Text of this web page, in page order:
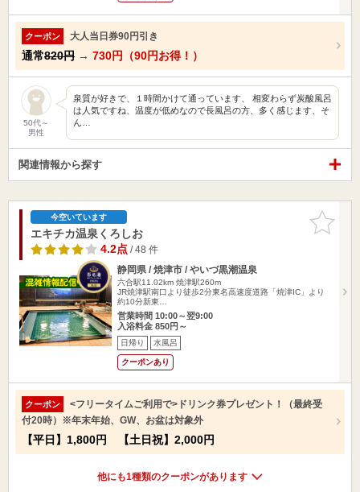
クーポン 大人当日券90円引き
通常820円 → 730円（90円お得！）
50代～
男性
泉質が好きで、１時間かけて通っています、 相変わらず炭酸風呂
は人気ですね、温度が低めなので長風呂の方、多く感じます、そ
ん…
関連情報から探す
お気に入
りに追加
今空いています
エキチカ温泉くろしお
4.2点/ 48 件
静岡県 / 焼津市 / やいづ黒潮温泉
六合駅11.02km 焼津駅260m
JR焼津駅南口より徒歩2分東名高速度道路「焼津IC」より
約10分新東…
営業時間 10:00～翌9:00
入浴料金 850円～
日帰り 水風呂
クーポンあり
クーポン
<フリータイムご利用で>ドリンク券プレゼント！（最終受
付20時）※年末年始、GW、お盆は対象外
【平日】1,800円 【土日祝】2,000円
他にも1種類のクーポンがあります